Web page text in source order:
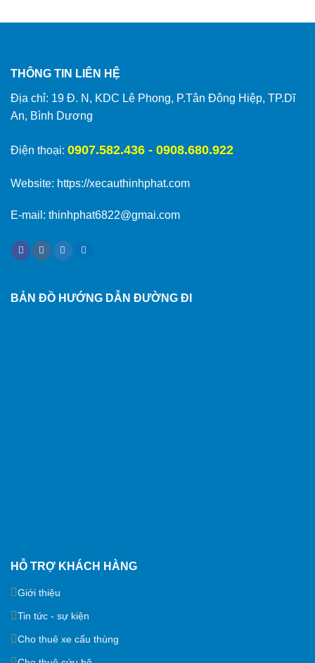
THÔNG TIN LIÊN HỆ
Địa chỉ: 19 Đ. N, KDC Lê Phong, P.Tân Đông Hiệp, TP.Dĩ
An, Bình Dương
Điện thoại: 0907.582.436 - 0908.680.922
Website: https://xecauthinhphat.com
E-mail: thinhphat6822@gmai.com
HỖ TRỢ KHÁCH HÀNG
Giới thiệu
Tin tức - sự kiện
Cho thuê xe cẩu thùng
BẢN ĐỒ HƯỚNG DẪN ĐƯỜNG ĐI